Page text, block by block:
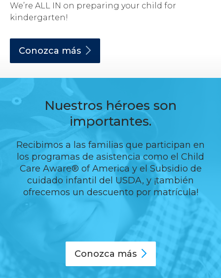
We’re ALL IN on preparing your child for
kindergarten!
Conozca más
Nuestros héroes son
importantes.
Recibimos a las familias que participan en
los programas de asistencia como el Child
Care Aware® of America y el Subsidio de
cuidado infantil del USDA, y ¡también
ofrecemos un descuento por matrícula!
Conozca más